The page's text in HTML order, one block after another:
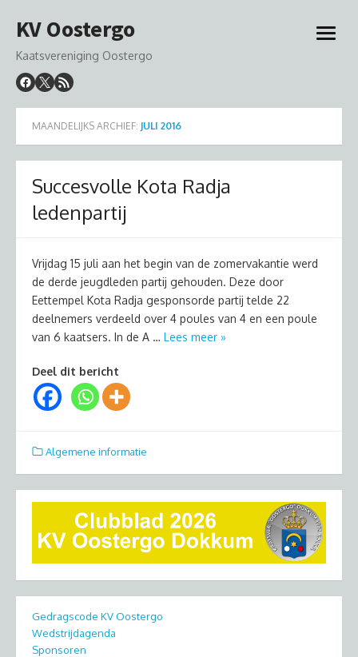
naar
inhoud
KV Oostergo
Kaatsvereniging Oostergo
open
MAANDELIJKS ARCHIEF: JULI 2016
Succesvolle Kota Radja
ledenpartij
Vrijdag 15 juli aan het begin van de zomervakantie werd
de derde jeugdleden partij gehouden. Deze door
Eettempel Kota Radja gesponsorde partij telde 22
deelnemers verdeeld over 4 poules van 4 en een poule
van 6 kaatsers. In de A … Lees meer »
Deel dit bericht
Algemene informatie
Gedragscode KV Oostergo
Wedstrijdagenda
Sponsoren